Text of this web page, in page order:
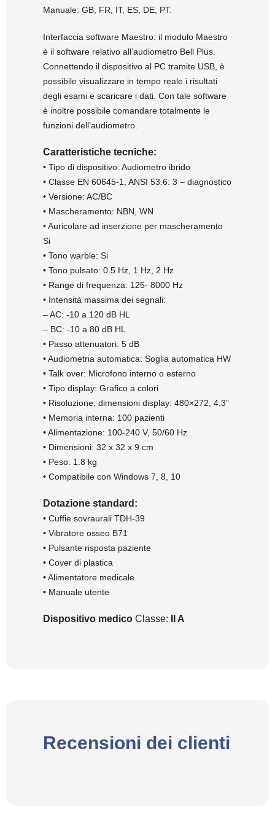
Manuale: GB, FR, IT, ES, DE, PT.
Interfaccia software Maestro: il modulo Maestro
è il software relativo all’audiometro Bell Plus.
Connettendo il dispositivo al PC tramite USB, è
possibile visualizzare in tempo reale i risultati
degli esami e scaricare i dati. Con tale software
è inoltre possibile comandare totalmente le
funzioni dell’audiometro.
Caratteristiche tecniche:
• Tipo di dispositivo: Audiometro ibrido
• Classe EN 60645-1, ANSI 53.6: 3 – diagnostico
• Versione: AC/BC
• Mascheramento: NBN, WN
• Auricolare ad inserzione per mascheramento
Si
• Tono warble: Si
• Tono pulsato: 0.5 Hz, 1 Hz, 2 Hz
• Range di frequenza: 125- 8000 Hz
• Intensità massima dei segnali:
– AC: -10 a 120 dB HL
– BC: -10 a 80 dB HL
• Passo attenuatori: 5 dB
• Audiometria automatica: Soglia automatica HW
• Talk over: Microfono interno o esterno
• Tipo display: Grafico a colori
• Risoluzione, dimensioni display: 480×272, 4,3”
• Memoria interna: 100 pazienti
• Alimentazione: 100-240 V, 50/60 Hz
• Dimensioni: 32 x 32 x 9 cm
• Peso: 1.8 kg
• Compatibile con Windows 7, 8, 10
Dotazione standard:
• Cuffie sovraurali TDH-39
• Vibratore osseo B71
• Pulsante risposta paziente
• Cover di plastica
• Alimentatore medicale
• Manuale utente
Dispositivo medico Classe: II A
Recensioni dei clienti